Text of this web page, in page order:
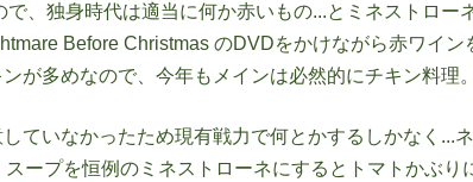
、独身時代は適当に何か赤いもの...とミネストロー
Before Christmas のDVDをかけながら赤ワイ
が多めなので、今年もメインは必然的にチキン料理。
ていなかったため現有戦力で何とかするしかなく...ネ
スープを恒例のミネストローネにするとトマトかぶり